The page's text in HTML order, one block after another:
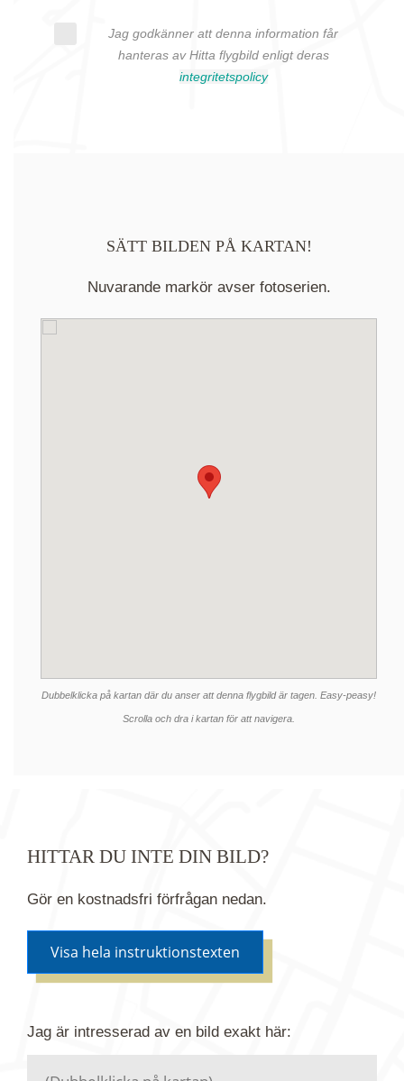
Jag godkänner att denna information får
hanteras av Hitta flygbild enligt deras
integritetspolicy
SÄTT BILDEN PÅ KARTAN!
Nuvarande markör avser fotoserien.
Dubbelklicka på kartan där du anser att denna flygbild är tagen. Easy-peasy!
Scrolla och dra i kartan för att navigera.
HITTAR DU INTE DIN BILD?
Gör en kostnadsfri förfrågan nedan.
Visa hela instruktionstexten
Jag är intresserad av en bild exakt här: